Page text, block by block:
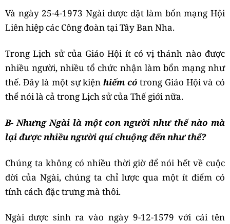
Và ngày 25-4-1973 Ngài được đặt làm bổn mạng Hội
Liên hiệp các Công đoàn tại Tây Ban Nha.
Trong Lịch sử của Giáo Hội ít có vị thánh nào được
nhiều người, nhiều tổ chức nhận làm bổn mạng như
thế. Đây là một sự kiện hiếm có trong Giáo Hội và có
thể nói là cả trong Lịch sử của Thế giới nữa.
B- Nhưng Ngài là một con người như thế nào mà
lại được nhiều người quí chuộng đến như thế?
Chúng ta không có nhiều thời giờ để nói hết về cuộc
đời của Ngài, chúng ta chỉ lược qua một ít điểm có
tính cách đặc trưng mà thôi.
Ngài được sinh ra vào ngày 9-12-1579 với cái tên